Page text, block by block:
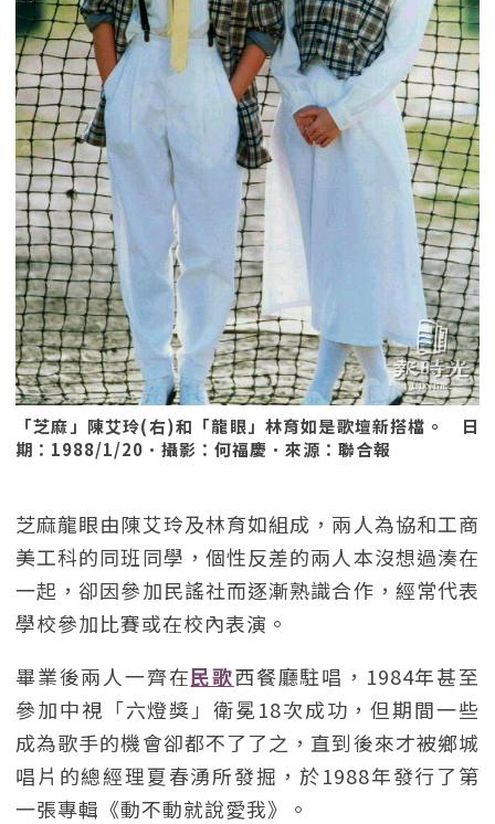
「芝麻」陳艾玲(右)和「龍眼」林育如是歌壇新搭檔。 日
期：1988/1/20．攝影：何福慶．來源：聯合報
芝麻龍眼由陳艾玲及林育如組成，兩人為協和工商
美工科的同班同學，個性反差的兩人本沒想過湊在
一起，卻因參加民謠社而逐漸熟識合作，經常代表
學校參加比賽或在校內表演。
畢業後兩人一齊在民歌西餐廳駐唱，1984年甚至
參加中視「六燈獎」衛冕18次成功，但期間一些
成為歌手的機會卻都不了了之，直到後來才被鄉城
唱片的總經理夏春湧所發掘，於1988年發行了第
一張專輯《動不動就說愛我》。